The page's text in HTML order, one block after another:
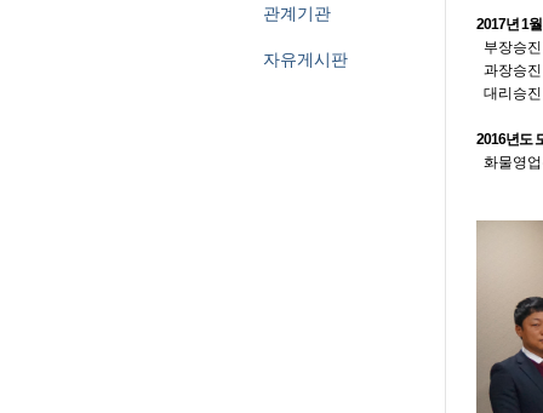
관계기관
자유게시판
2017년 1
부장승
과장승
대리승
2016년도
화물영